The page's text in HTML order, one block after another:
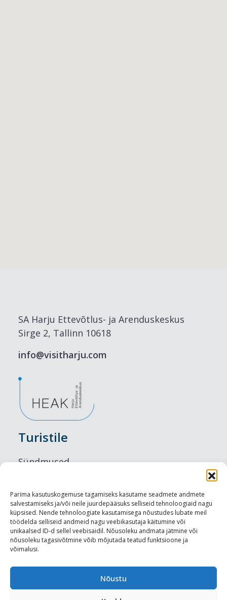
Parima kasutuskogemuse tagamiseks kasutame seadmete andmete
salvestamiseks ja/või neile juurdepääsuks selliseid tehnoloogiaid nagu
küpsised. Nende tehnoloogiate kasutamisega nõustudes lubate meil
töödelda selliseid andmeid nagu veebikasutaja käitumine või
unikaalsed ID-d sellel veebisaidil. Nõusoleku andmata jätmine või
nõusoleku tagasivõtmine võib mõjutada teatud funktsioone ja
võimalusi.
Nõustu
SA Harju Ettevõtlus- ja Arenduskeskus
Sirge 2, Tallinn 10618
info@visitharju.com
Turistile
Sündmused
Maitseelamused
Vaatamisväärsused
Visit Tallinn
Turismiprofessionaalile